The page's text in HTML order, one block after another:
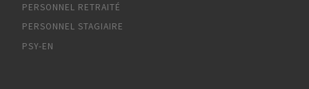
PERSONNEL RETRAITÉ
PERSONNEL STAGIAIRE
PSY-EN